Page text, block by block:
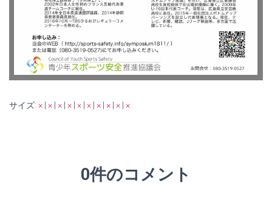
サイズ: × | × | × | × | × | × | × | × | × | ×
0件のコメント